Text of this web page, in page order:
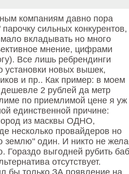
компаниям давно пора
сильных конкурентов,
вкладывать но много
мнение, цифрами
Все лишь ребрендинги
установки новых вышек,
и пр.. Как пример: в моем
дешевле 2 рублей да метр
по приемлимой цене я уж
единственной причине:
из масквы ОДНО,
несколько провайдеров но
землю" один. И никто не
Гораздо выгодней рубить
отсутствует.